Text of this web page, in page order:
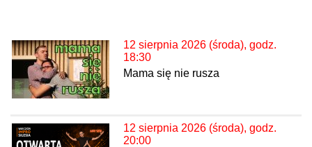
12 sierpnia 2026 (środa), godz.
18:30
Mama się nie rusza
12 sierpnia 2026 (środa), godz.
20:00